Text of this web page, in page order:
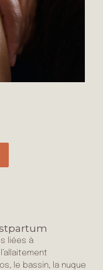
liées à
le bassin, la nuque